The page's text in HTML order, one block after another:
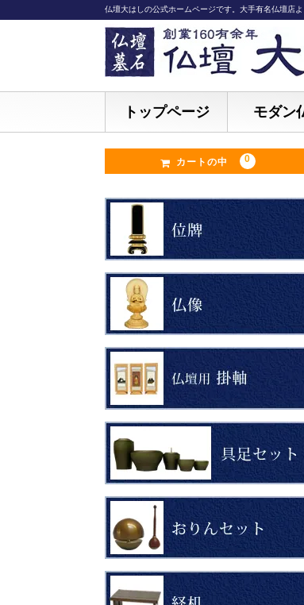
仏壇大はしの公式ホームページです。大手有名仏壇店
トップページ モダン
カートの中 0